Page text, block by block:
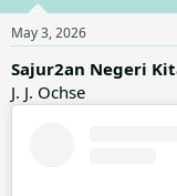
n
s
:
May 3, 2026
Sajur2an Negeri
J. J. Ochse